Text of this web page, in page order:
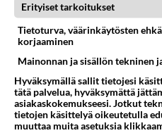
Erityiset tarkoitukset
Tietoturva, väärinkäytösten
korjaaminen
Mainonnan ja sisällön tekninen
Hyväksymällä sallit tietojesi
tätä palvelua, hyväksymättä
asiakaskokemukseesi. Jotkut
tietojen käsittelyä oikeutetulla
muuttaa muita asetuksia